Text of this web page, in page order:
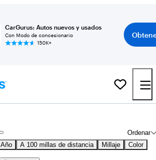
CarGurus: Autos nuevos y usados
Con Modo de concesionario
150K+
Ordenar
Año A 100 millas de distancia Millaje Color